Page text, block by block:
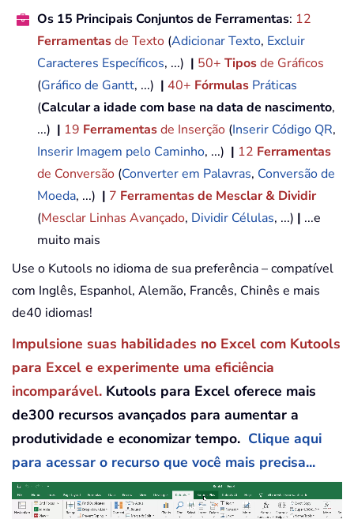
Os 15 Principais Conjuntos de Ferramentas: 12
Ferramentasde Texto (Adicionar Texto, Excluir
Caracteres Específicos, ...) | 50+ Tiposde Gráficos
(Gráfico de Gantt, ...) | 40+ Fórmulas Práticas
(Calcular a idade com base na data de nascimento,
...) | 19 Ferramentasde Inserção (Inserir Código QR,
Inserir Imagem pelo Caminho, ...) | 12 Ferramentas
de Conversão (Converter em Palavras, Conversão de
Moeda, ...) | 7 Ferramentas de Mesclar & Dividir
(Mesclar Linhas Avançado, Dividir Células, ...) | ...e
muito mais
Use o Kutools no idioma de sua preferência – compatível
com Inglês, Espanhol, Alemão, Francês, Chinês e mais
de40 idiomas!
Impulsione suas habilidades no Excel com Kutools
para Excel e experimente uma eficiência
incomparável. Kutools para Excel oferece mais
de300 recursos avançados para aumentar a
produtividade e economizar tempo. Clique aqui
para acessar o recurso que você mais precisa...